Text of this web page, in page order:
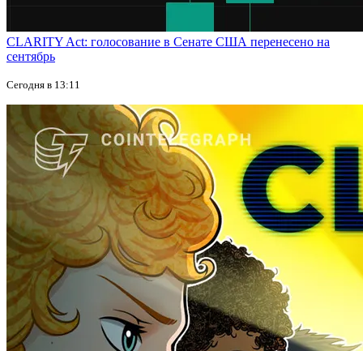
CLARITY Act: голосование в Сенате США перенесено на
сентябрь
Сегодня в 13:11